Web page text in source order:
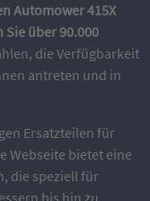
Automower 415X
über 90.000
die Verfügbarkeit
antreten und in
Ersatzteilen für
Webseite bietet eine
die speziell für
bis hin zu